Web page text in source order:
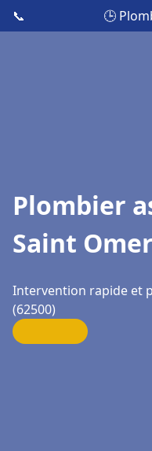
📞 🕒
Plombier
Saint Omer
Intervention rapide et
(62500)